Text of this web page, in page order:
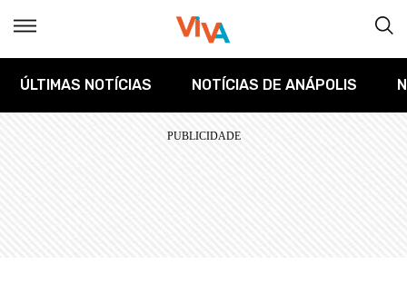
ÚLTIMAS NOTÍCIAS NOTÍCIAS DE ANÁPOLIS